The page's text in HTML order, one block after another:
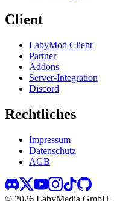
Client
LabyMod Client
Partner
Addons
Server-Integration
Discord
Rechtliches
Impressum
Datenschutz
AGB
© 2026 LabyMedia GmbH.